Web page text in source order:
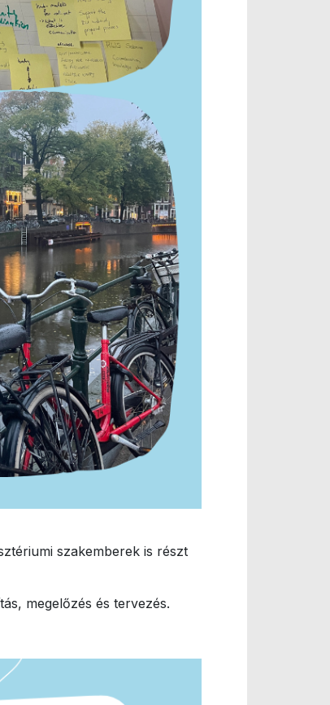
szakemberek is részt
megelőzés és tervezés.